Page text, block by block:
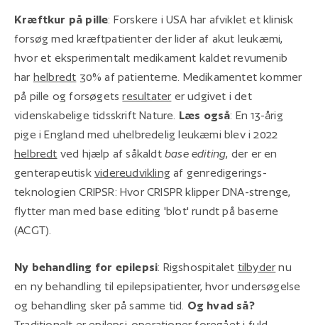
Kræftkur på pille: Forskere i USA har afviklet et klinisk
forsøg med kræftpatienter der lider af akut leukæmi,
hvor et eksperimentalt medikament kaldet revumenib
har helbredt 30% af patienterne. Medikamentet kommer
på pille og forsøgetsresultaterer udgivet i det
videnskabelige tidsskrift Nature. Læs også: En 13-årig
pige i England med uhelbredelig leukæmi blev i 2022
helbredt ved hjælp af såkaldtbase editing, der er en
genterapeutisk videreudvikling af genredigerings-
teknologien CRIPSR: Hvor CRISPR klipper DNA-strenge,
flytter man med base editing 'blot' rundt på baserne
(ACGT).
Ny behandling for epilepsi: Rigshospitalet tilbydernu
en ny behandling til epilepsipatienter, hvor undersøgelse
og behandling sker på samme tid. Og hvad så?